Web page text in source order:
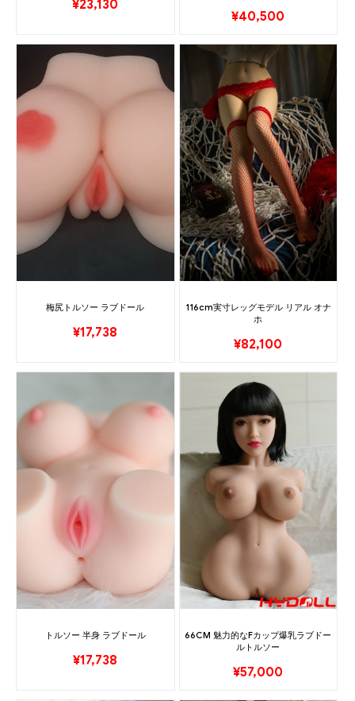
¥23,130
¥40,500
梅尻トルソー ラブドール
¥17,738
116cm実寸レッグモデル リアル オナ
ホ
¥82,100
トルソー 半身 ラブドール
¥17,738
66CM 魅力的なFカップ爆乳ラブドー
ルトルソー
¥57,000